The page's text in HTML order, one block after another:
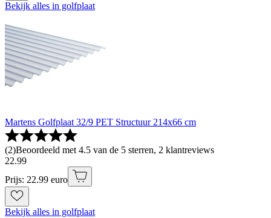
Bekijk alles in golfplaat
Martens Golfplaat 32/9 PET Structuur 214x66 cm
(2)Beoordeeld met 4.5 van de 5 sterren, 2 klantreviews
22.99
Prijs: 22.99 euro
Bekijk alles in golfplaat